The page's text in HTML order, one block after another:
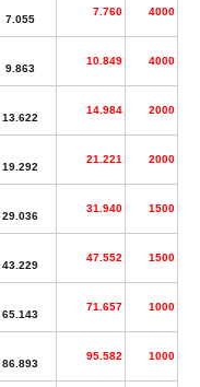
7.055
7.760 4000
9.863
10.849 4000
13.622
14.984 2000
19.292
21.221 2000
29.036
31.940 1500
43.229
47.552 1500
65.143
71.657 1000
86.893
95.582 1000